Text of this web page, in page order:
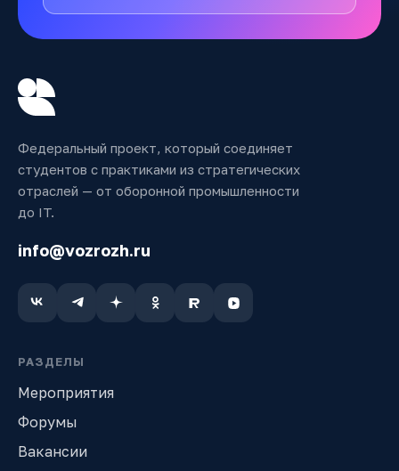
Федеральный проект, который соединяет
студентов с практиками из стратегических
отраслей — от оборонной промышленности
до IT.
info@vozrozh.ru
РАЗДЕЛЫ
Мероприятия
Форумы
Вакансии